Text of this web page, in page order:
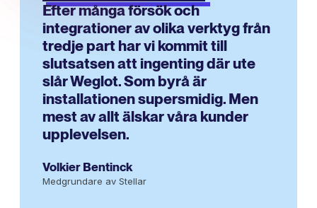
Efter många försök och
integrationer av olika verktyg från
tredje part har vi kommit till
slutsatsen att ingenting där ute
slår Weglot. Som byrå är
installationen supersmidig. Men
mest av allt älskar våra kunder
upplevelsen.
Volkier Bentinck
Medgrundare av Stellar